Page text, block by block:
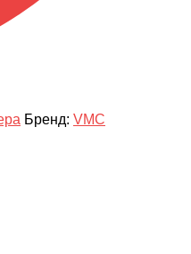
Бренд: VMC